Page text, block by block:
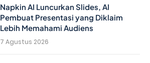
Napkin AI Luncurkan Slides, AI
Pembuat Presentasi yang Diklaim
Lebih Memahami Audiens
7 Agustus 2026